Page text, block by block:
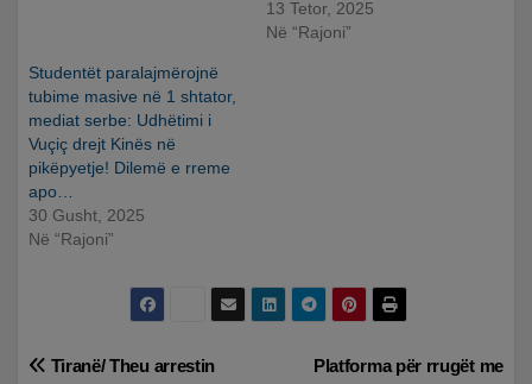
13 Tetor, 2025
Në “Rajoni”
Studentët paralajmërojnë
tubime masive në 1 shtator,
mediat serbe: Udhëtimi i
Vuçiç drejt Kinës në
pikëpyetje! Dilemë e rreme
apo…
30 Gusht, 2025
Në “Rajoni”
Lëvizje
Platforma për rrugët me
Tiranë/ Theu arrestin